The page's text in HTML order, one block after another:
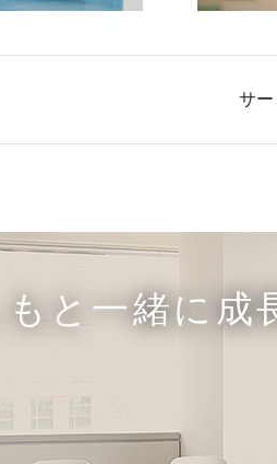
サ
もと一緒に成